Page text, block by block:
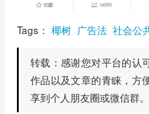
Tags： 椰树 广告法 社会公
转载： 感谢您对平台的认
作品以及文章的青睐，方
享到个人朋友圈或微信群